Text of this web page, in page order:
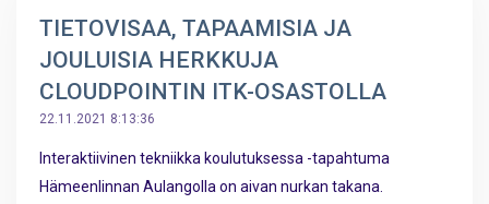
TIETOVISAA, TAPAAMISIA JA
JOULUISIA HERKKUJA
CLOUDPOINTIN ITK-OSASTOLLA
22.11.2021 8:13:36
Interaktiivinen tekniikka koulutuksessa -tapahtuma
Hämeenlinnan Aulangolla on aivan nurkan takana.